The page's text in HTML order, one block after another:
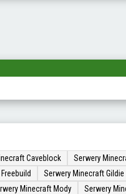
Caveblock
Serwery
Serwery Minecraft Gildie
Minecraft Mody
Serwery